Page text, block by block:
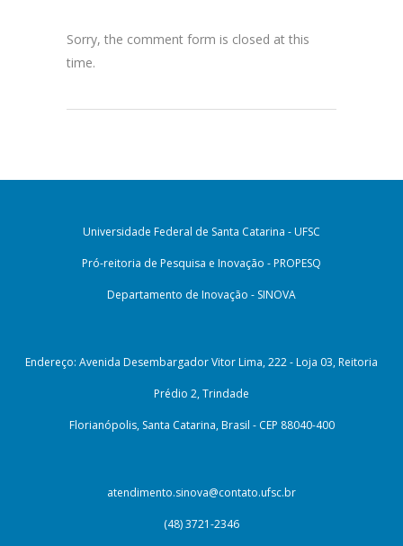
Sorry, the comment form is closed at this
time.
Universidade Federal de Santa Catarina - UFSC
Pró-reitoria de Pesquisa e Inovação - PROPESQ
Departamento de Inovação - SINOVA
Endereço: Avenida Desembargador Vitor Lima, 222 - Loja 03, Reitoria
Prédio 2, Trindade
Florianópolis, Santa Catarina, Brasil - CEP 88040-400
atendimento.sinova@contato.ufsc.br
(48) 3721-2346